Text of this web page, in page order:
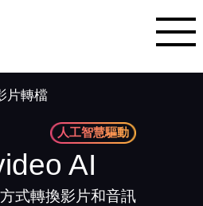
片轉檔
人工智慧驅動
AI
式轉換影片和音訊